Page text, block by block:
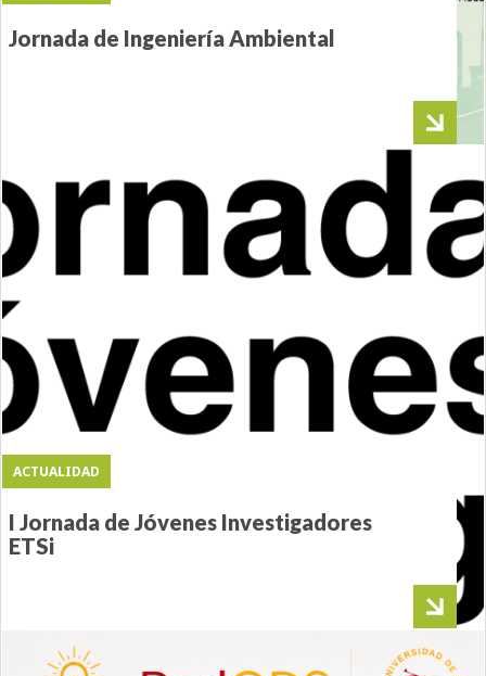
Jornada de Ingeniería Ambiental
ACTUALIDAD
I Jornada de Jóvenes Investigadores
ETSi